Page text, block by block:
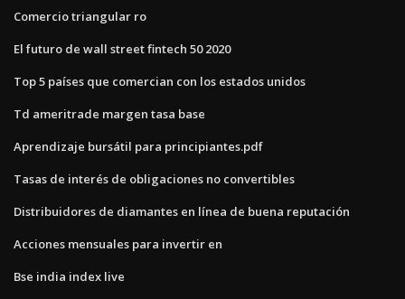
Comercio triangular ro
El futuro de wall street fintech 50 2020
Top 5 países que comercian con los estados unidos
Td ameritrade margen tasa base
Aprendizaje bursátil para principiantes.pdf
Tasas de interés de obligaciones no convertibles
Distribuidores de diamantes en línea de buena reputación
Acciones mensuales para invertir en
Bse india index live